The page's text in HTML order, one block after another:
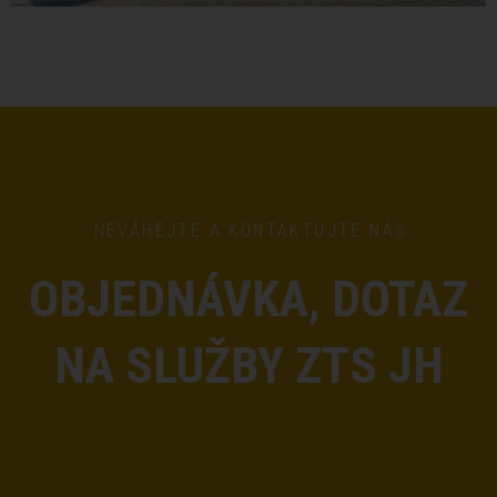
NEVÁHEJTE A KONTAKTUJTE NÁS
OBJEDNÁVKA, DOTAZ
NA SLUŽBY ZTS JH